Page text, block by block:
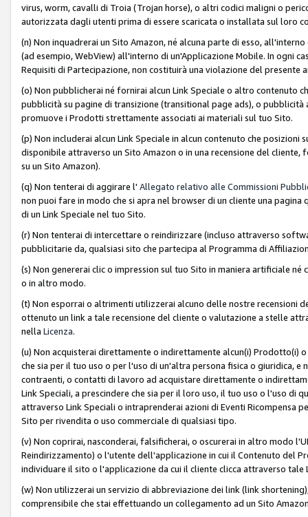
virus, worm, cavalli di Troia (Trojan horse), o altri codici maligni o
autorizzata dagli utenti prima di essere scaricata o installata sul loro
(n) Non inquadrerai un Sito Amazon, né alcuna parte di esso,
(ad esempio, WebView) all'interno di un'Applicazione Mobile. In ogni
Requisiti di Partecipazione, non costituirà una violazione del presente
(o) Non pubblicherai né fornirai alcun Link Speciale o altro contenuto
pubblicità su pagine di transizione (transitional page ads), o
promuove i Prodotti strettamente associati ai materiali sul tuo Sito.
(p) Non includerai alcun Link Speciale in alcun contenuto che
disponibile attraverso un Sito Amazon o in una recensione del
su un Sito Amazon).
(q) Non tenterai di aggirare l' Allegato relativo alle Commissioni
non puoi fare in modo che si apra nel browser di un cliente una
di un Link Speciale nel tuo Sito.
(r) Non tenterai di intercettare o reindirizzare (incluso attraverso
pubblicitarie da, qualsiasi sito che partecipa al Programma di
(s) Non genererai clic o impression sul tuo Sito in maniera artificiale
o in altro modo.
(t) Non esporrai o altrimenti utilizzerai alcuno delle nostre recensioni
ottenuto un link a tale recensione del cliente o valutazione a stelle
nella Licenza.
(u) Non acquisterai direttamente o indirettamente alcun(i) Prodotto(i)
che sia per il tuo uso o per l'uso di un'altra persona fisica o giuridica,
contraenti, o contatti di lavoro ad acquistare direttamente o
Link Speciali, a prescindere che sia per il loro uso, il tuo uso o l'uso di
attraverso Link Speciali o intraprenderai azioni di Eventi
Sito per rivendita o uso commerciale di qualsiasi tipo.
(v) Non coprirai, nasconderai, falsificherai, o oscurerai in altro modo
Reindirizzamento) o l'utente dell'applicazione in cui il Contenuto del
individuare il sito o l'applicazione da cui il cliente clicca attraverso tale
(w) Non utilizzerai un servizio di abbreviazione dei link (link
comprensibile che stai effettuando un collegamento ad un Sito